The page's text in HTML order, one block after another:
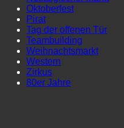
Oktoberfest
Pirat
Tag der offenen Tür
Teambuilding
Weihnachtsmarkt
Western
Zirkus
80er Jahre